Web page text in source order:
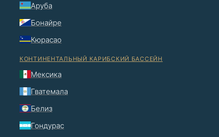
Аруба
Бонайре
Кюрасао
КОНТИНЕНТАЛЬНЫЙ КАРИБСКИЙ БАССЕЙН
Мексика
Гватемала
Белиз
Гондурас